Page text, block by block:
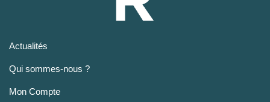
Actualités
Qui sommes-nous ?
Mon Compte